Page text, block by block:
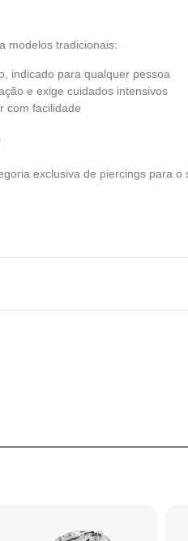
modelos tradicionais:
indicado para qualquer pessoa
e exige cuidados intensivos
com facilidade
exclusiva de piercings para